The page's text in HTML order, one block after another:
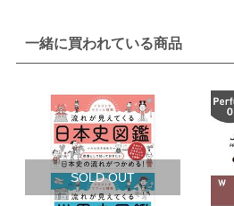
一緒に買われている商品
SOLD OUT